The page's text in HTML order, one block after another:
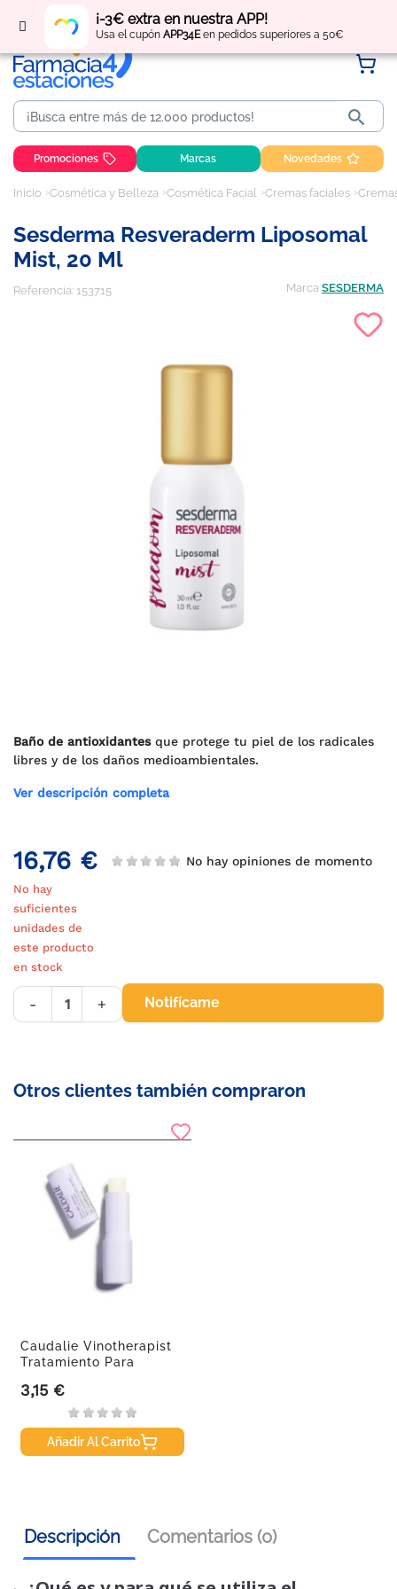
¡-3€ extra en nuestra APP!
Usa el cupón APP34Een pedidos superiores a 50€
Regístratey obtén puntos por tus compras

Promociones Marcas Novedades
Inicio Cosmética y Belleza Cosmética Facial Cremas faciales
Sesderma Resveraderm Liposomal
Mist, 20 Ml
Referencia: 153715 Marca SESDERMA
Baño de antioxidantesque protege tu piel de los radicales
libres y de los daños medioambientales.
Ver descripción completa
16,76 € No hay opiniones de momento
No hay
suficientes
unidades de
este producto
en stock
- + Notifícame
Otros clientes también compraron
Caudalie Vinotherapist
Tratamiento Para
Precio
3,15 €
Añadir Al Carrito
Descripción Comentarios (0)